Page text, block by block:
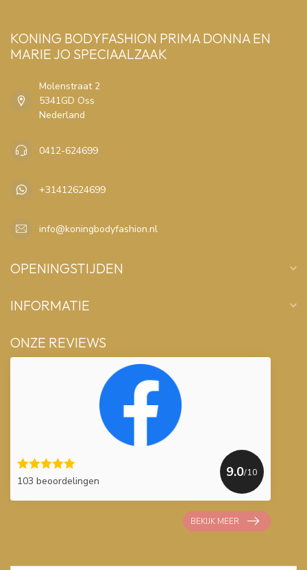
KONING BODYFASHION PRIMA DONNA EN
MARIE JO SPECIAALZAAK
Molenstraat 2
5341GD Oss
Nederland
0412-624699
+31412624699
info@koningbodyfashion.nl
OPENINGSTIJDEN
INFORMATIE
ONZE REVIEWS
103 beoordelingen
9.0/10
BEKIJK MEER